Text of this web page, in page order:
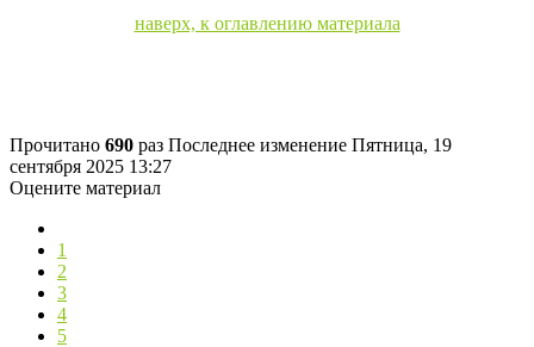
наверх, к оглавлению материала
Прочитано 690 раз Последнее изменение Пятница, 19
сентября 2025 13:27
Оцените материал
1
2
3
4
5